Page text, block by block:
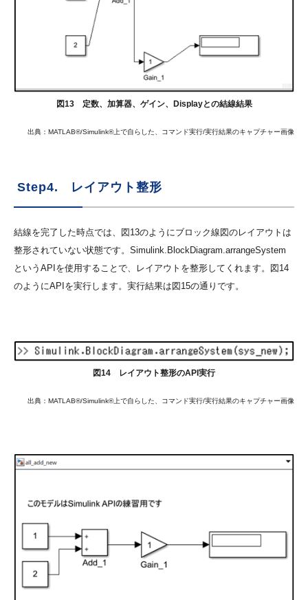
図13 定数、加算器、ゲイン、Displayとの結線結果
出典：MATLAB®/Simulink®上で自らした、コマンド実行/実行結果のキャプチャー画像
Step4. レイアウト整形
結線を完了した時点では、図13のようにブロック線図のレイアウトは
整形されていない状態です。Simulink.BlockDiagram.arrangeSystem
というAPIを使用することで、レイアウトを整形してくれます。図14
のようにAPIを実行します。実行結果は図15の通りです。
図14 レイアウト整形のAPI実行
出典：MATLAB®/Simulink®上で自らした、コマンド実行/実行結果のキャプチャー画像